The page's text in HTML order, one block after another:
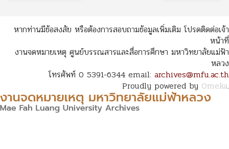
หากท่านมีข้อสงสัย หรือต้องการสอบถามข้อมูลเพิ่มเติม โปรดติดต่อเจ้า
หน้าที่
งานจดหมายเหตุ ศูนย์บรรณสารและสื่อการศึกษา มหาวิทยาลัยแม่ฟ้า
หลวง
โทรศัพท์ 0 5391-6344 email: archives@mfu.ac.th
Proudly powered by Omeka.